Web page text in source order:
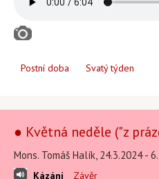
Postní doba Svatý týden
● Květná neděle ("z
Mons. Tomáš Halík, 24.3.2024 -
Kázání Závěr